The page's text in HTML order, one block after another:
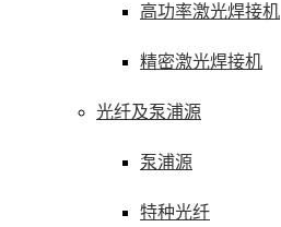
高功率激光焊接机
精密激光焊接机
光纤及泵浦源
泵浦源
特种光纤